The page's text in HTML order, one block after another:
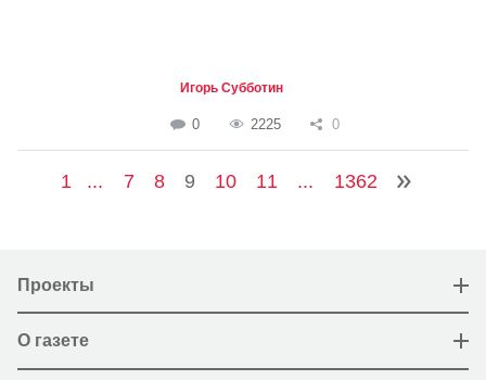
Игорь Субботин
0 2225 0
1 ... 7 8 9 10 11 ... 1362
Проекты
О газете